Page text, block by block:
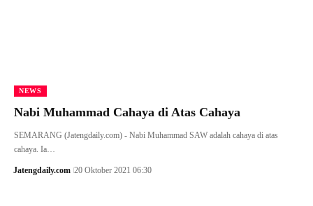
NEWS
Nabi Muhammad Cahaya di Atas Cahaya
SEMARANG (Jatengdaily.com) - Nabi Muhammad SAW adalah cahaya di atas
cahaya. Ia…
Jatengdaily.com 20 Oktober 2021 06:30